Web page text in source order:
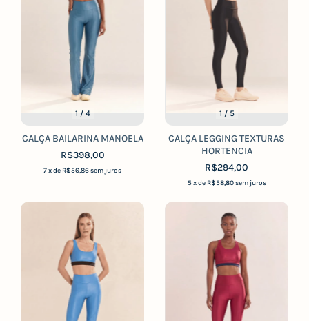
1 / 4
CALÇA BAILARINA MANOELA
R$398,00
7x de R$56,86sem juros
1 / 5
CALÇA LEGGING TEXTURAS
HORTENCIA
R$294,00
5 x de R$58,80 sem juros